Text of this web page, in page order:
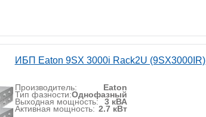
ИБП Eaton 9SX 3000i Rack2U (9SX3000IR)
Производитель: Eaton
Тип фазности:Однофазный
Выходная мощность: 3 кВА
Активная мощность: 2.7 кВт